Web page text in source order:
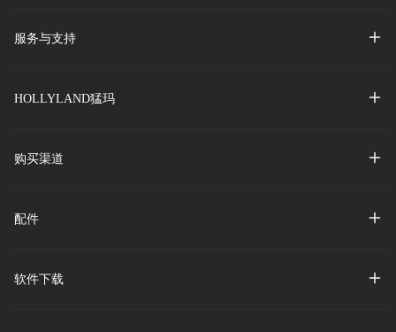
服务与支持
HOLLYLAND猛玛
购买渠道
配件
软件下载